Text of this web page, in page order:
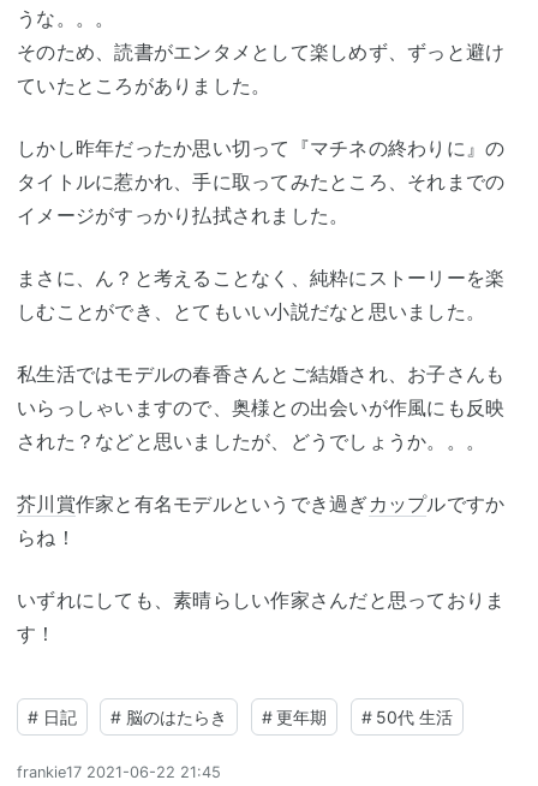
うな。。。
そのため、読書がエンタメとして楽しめず、ずっと避け
ていたところがありました。
しかし昨年だったか思い切って『マチネの終わりに』の
タイトルに惹かれ、手に取ってみたところ、それまでの
イメージがすっかり払拭されました。
まさに、ん？と考えることなく、純粋にストーリーを楽
しむことができ、とてもいい小説だなと思いました。
私生活ではモデルの春香さんとご結婚され、お子さんも
いらっしゃいますので、奥様との出会いが作風にも反映
された？などと思いましたが、どうでしょうか。。。
芥川賞作家と有名モデルというでき過ぎカップルですか
らね！
いずれにしても、素晴らしい作家さんだと思っておりま
す！
# 日記 # 脳のはたらき # 更年期 # 50代 生活
frankie17 2021-06-22 21:45